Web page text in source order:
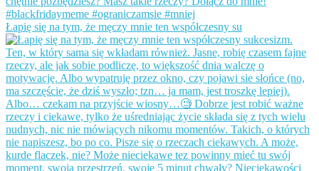
Łapię się na tym, że męczy mnie ten współczesny su